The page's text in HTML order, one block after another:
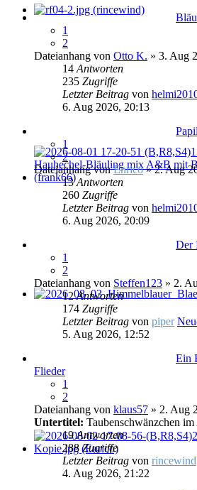
1
2
Dateianhang von Otto K. » 3. Aug
14 Antworten
235 Zugriffe
Letzter Beitrag von
6. Aug 2026, 20:13
1
2
DateianhangvonEnrico» 2. Aug
13Antworten
260 Zugriffe
Letzter Beitrag von
6. Aug 2026, 20:09
Der
1
2
Dateianhang von Steffen123 » 2.
12Antworten
174 Zugriffe
Letzter Beitrag von piper
5. Aug 2026, 12:52
Ein
Flieder
1
2
Dateianhang von klaus57 » 2. Aug
Untertitel: Taubenschwänzchen
19Antworten
288Zugriffe
Letzter Beitrag von rincewind
4. Aug 2026, 21:22